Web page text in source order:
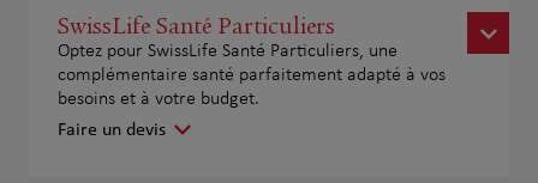
SwissLife Santé Particuliers
Optez pour SwissLife Santé Particuliers, une
complémentaire santé parfaitement adapté à vos
besoins et à votre budget.
Faire un devis